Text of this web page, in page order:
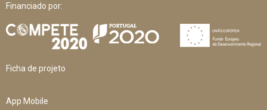
Financiado por:
Ficha de projeto
App Mobile